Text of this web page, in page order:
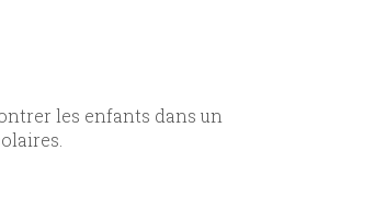
les enfants dans un